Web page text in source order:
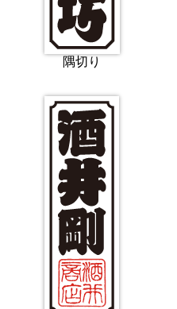
隅切り